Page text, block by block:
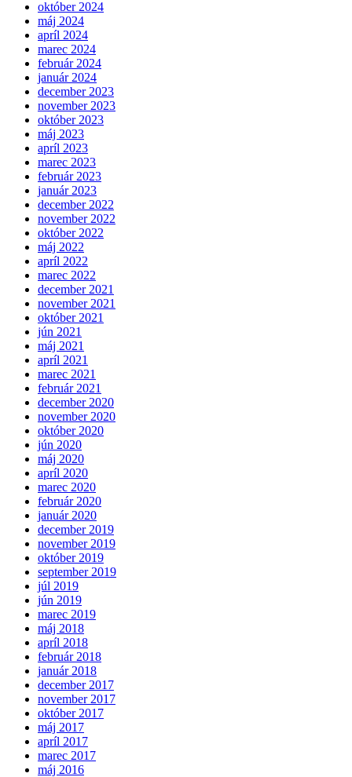
október 2024
máj 2024
apríl 2024
marec 2024
február 2024
január 2024
december 2023
november 2023
október 2023
máj 2023
apríl 2023
marec 2023
február 2023
január 2023
december 2022
november 2022
október 2022
máj 2022
apríl 2022
marec 2022
december 2021
november 2021
október 2021
jún 2021
máj 2021
apríl 2021
marec 2021
február 2021
december 2020
november 2020
október 2020
jún 2020
máj 2020
apríl 2020
marec 2020
február 2020
január 2020
december 2019
november 2019
október 2019
september 2019
júl 2019
jún 2019
marec 2019
máj 2018
apríl 2018
február 2018
január 2018
december 2017
november 2017
október 2017
máj 2017
apríl 2017
marec 2017
máj 2016